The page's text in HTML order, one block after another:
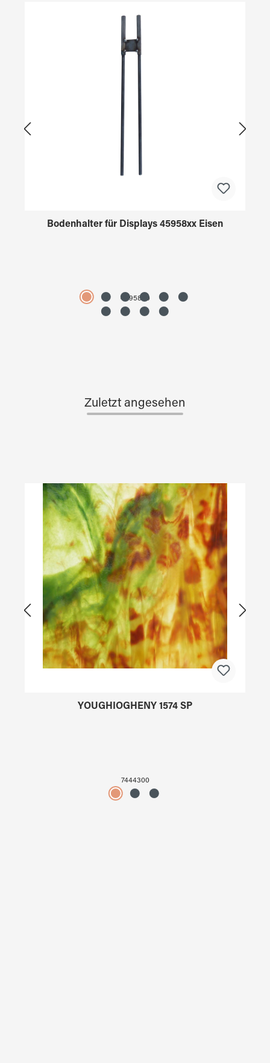
Bodenhalter für Displays 45958xx Eisen
4595890
Zuletzt angesehen
Produktgalerie überspringen
YOUGHIOGHENY 1574 SP
7444300